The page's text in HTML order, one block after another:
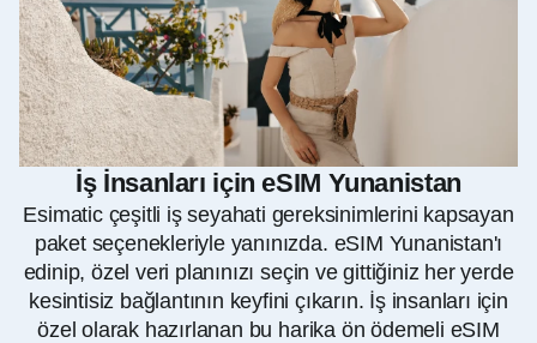
İş İnsanları için eSIM Yunanistan
Esimatic çeşitli iş seyahati gereksinimlerini kapsayan
paket seçenekleriyle yanınızda. eSIM Yunanistan'ı
edinip, özel veri planınızı seçin ve gittiğiniz her yerde
kesintisiz bağlantının keyfini çıkarın. İş insanları için
özel olarak hazırlanan bu harika ön ödemeli eSIM